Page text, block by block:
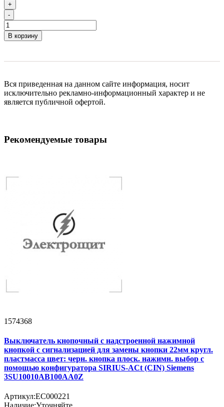
+
-
В корзину
Вся приведенная на данном сайте информация, носит
исключительно рекламно-информационный характер и не
является публичной офертой.
Рекомендуемые товары
1574368
Выключатель кнопочный с надстроенной нажимной
кнопкой с сигнализацией для замены кнопки 22мм кругл.
пластмасса цвет: черн. кнопка плоск. нажимн. выбор с
помощью конфигуратора SIRIUS-ACt (CIN) Siemens
3SU10010AB100AA0Z
Артикул:EC000221